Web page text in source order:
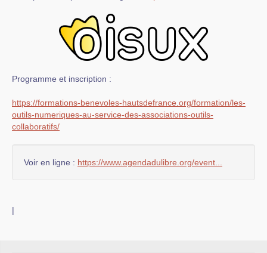
Programme et inscription :
https://formations-benevoles-hautsdefrance.org/formation/les-
outils-numeriques-au-service-des-associations-outils-
collaboratifs/
Voir en ligne : https://www.agendadulibre.org/event...
|